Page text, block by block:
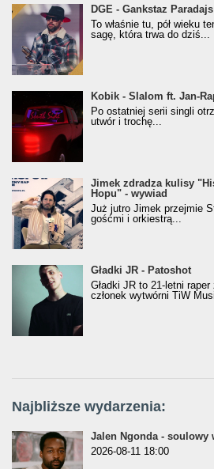
donGURALesko z nagrodą za
Klasyczny/Trueschoolowy
(Popkillery 2023)
DGE - Gankstaz Paradajs
To właśnie tu, pół wieku
sagę, która trwa do dziś...
Kobik - Slalom ft. Jan-
[Official Music Visualiser]
Kobik - Slalom ft. Jan-
Po ostatniej serii singli
utwór i trochę...
Jimek zdradza kulisy
Hopu" - wywiad
Jimek zdradza kulisy
Hopu" - wywiad
Już jutro Jimek przejmie
gośćmi i orkiestrą...
Gładki JR - Patoshot
Gładki JR - Patoshot
Gładki JR to 21-letni
członek wytwórni TiW
Najbliższe wydarzenia:
Jalen Ngonda - soulowy
2026-08-11 18:00